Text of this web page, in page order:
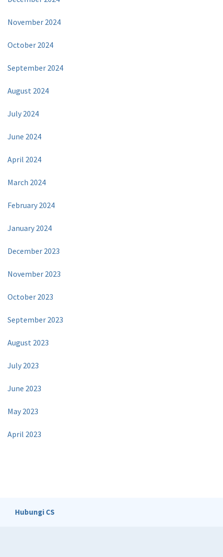
November 2024
October 2024
September 2024
August 2024
July 2024
June 2024
April 2024
March 2024
February 2024
January 2024
December 2023
November 2023
October 2023
September 2023
August 2023
July 2023
June 2023
May 2023
April 2023
Hubungi CS